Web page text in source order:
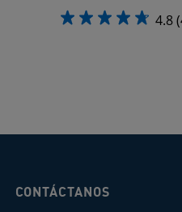
4.8
CONTÁCTANOS